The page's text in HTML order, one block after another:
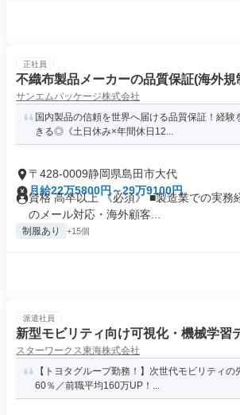
正社員
不織布製品メーカーの品質保証(海外規
サンエムパッケージ株式会社
国内製品の信頼を世界へ届ける品質保証！経験
きる◎《土日休み×年間休日12...
〒428-0009静岡県島田市大代
月給22万5800円～29万9100円
資格 高卒以上 《必須》 ■製造業での実務
のメール対応・海外顧客...
制服あり +15個
派遣社員
新型モビリティ向け可視化・機械学習
スターワークス東海株式会社
【トヨタグループ勤務！】次世代モビリティの
60％／前職平均160万UP！...